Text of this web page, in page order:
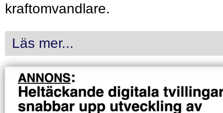
kraftomvandlare.
Läs mer...